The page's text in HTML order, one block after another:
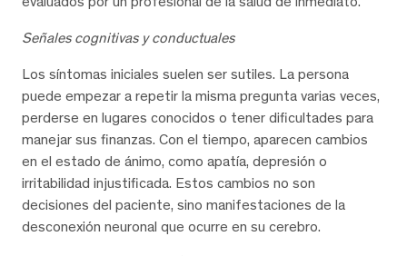
Señales cognitivas y conductuales
Los síntomas iniciales suelen ser sutiles. La persona
puede empezar a repetir la misma pregunta varias veces,
perderse en lugares conocidos o tener dificultades para
manejar sus finanzas. Con el tiempo, aparecen cambios
en el estado de ánimo, como apatía, depresión o
irritabilidad injustificada. Estos cambios no son
decisiones del paciente, sino manifestaciones de la
desconexión neuronal que ocurre en su cerebro.